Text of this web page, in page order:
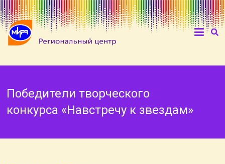
Победители творческого
конкурса «Навстречу к звездам»